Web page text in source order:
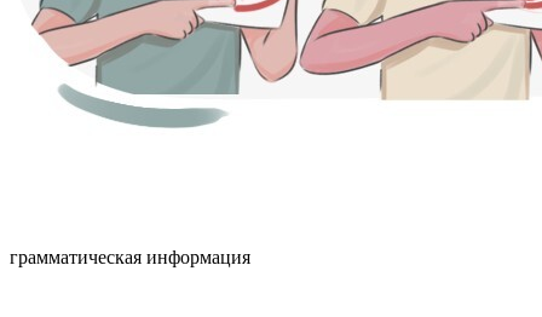
грамматическая информация